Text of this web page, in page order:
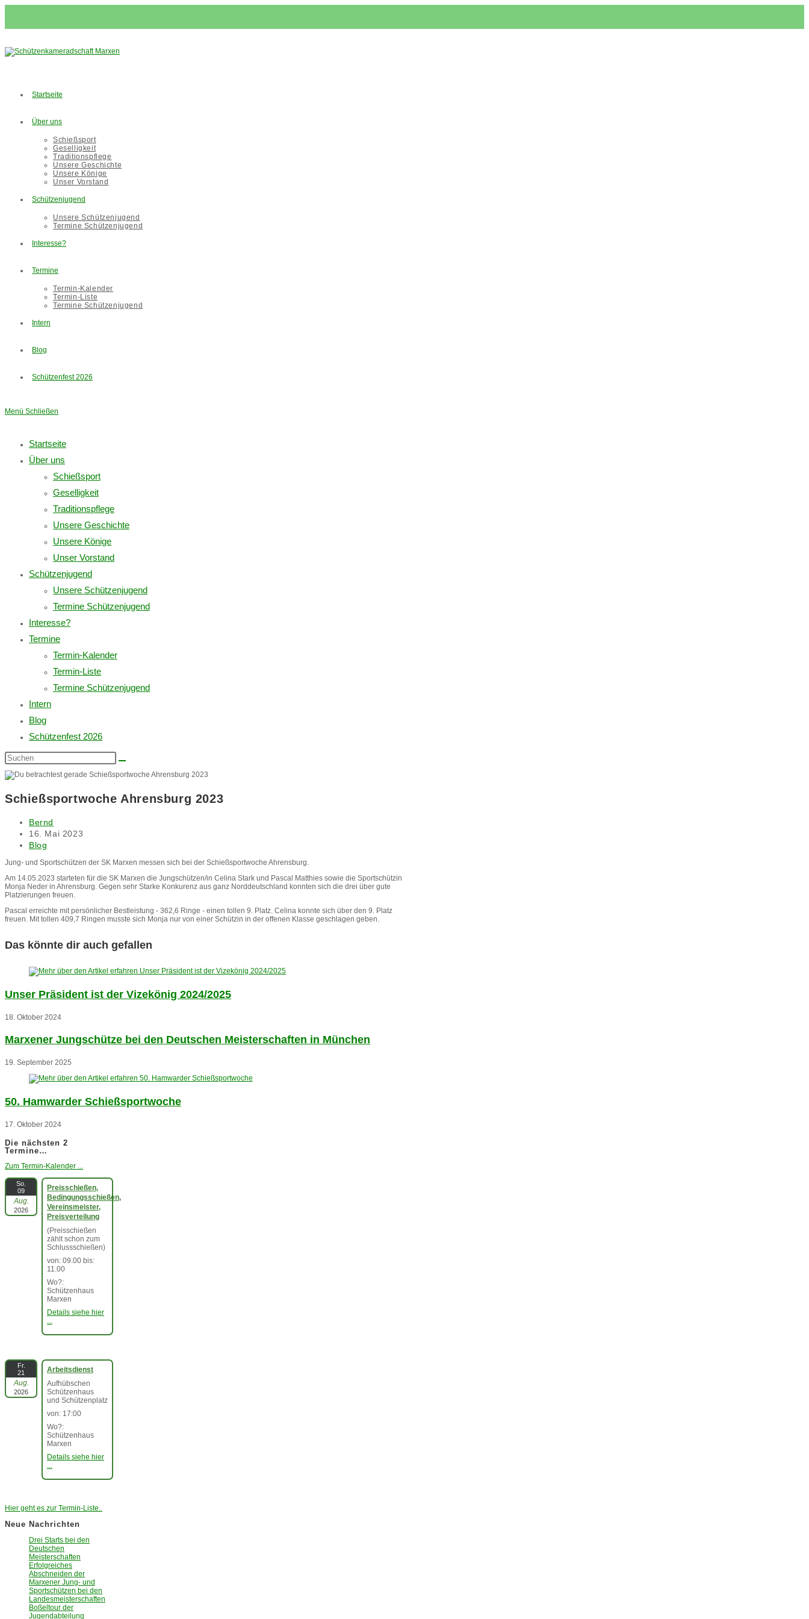
Startseite
Über uns
Schießsport
Geselligkeit
Traditionspflege
Unsere Geschichte
Unsere Könige
Unser Vorstand
Schützenjugend
Unsere Schützenjugend
Termine Schützenjugend
Interesse?
Termine
Termin-Kalender
Termin-Liste
Termine Schützenjugend
Intern
Blog
Schützenfest 2026
Menü Schließen
Startseite
Über uns
Schießsport
Geselligkeit
Traditionspflege
Unsere Geschichte
Unsere Könige
Unser Vorstand
Schützenjugend
Unsere Schützenjugend
Termine Schützenjugend
Interesse?
Termine
Termin-Kalender
Termin-Liste
Termine Schützenjugend
Intern
Blog
Schützenfest 2026
Diese
Website
durchsuchen
Schießsportwoche Ahrensburg 2023
Beitrags-
Autor:
Bernd
Beitrag
veröffentlicht:
16. Mai 2023
Beitrags-
Blog
Jung- und Sportschützen der SK Marxen messen sich bei der Schießsportwoche Ahrensburg.
Am 14.05.2023 starteten für die SK Marxen die Jungschützen/in Celina Stark und Pascal Matthies sowie die Sportschützin
Monja Neder in Ahrensburg. Gegen sehr Starke Konkurenz aus ganz Norddeutschland konnten sich die drei über gute
Platzierungen freuen.
Pascal erreichte mit persönlicher Bestleistung - 362,6 Ringe - einen tollen 9. Platz. Celina konnte sich über den 9. Platz
freuen. Mit tollen 409,7 Ringen musste sich Monja nur von einer Schützin in der offenen Klasse geschlagen geben.
Das könnte dir auch gefallen
Unser Präsident ist der Vizekönig 2024/2025
18. Oktober 2024
Marxener Jungschütze bei den Deutschen Meisterschaften in München
19. September 2025
50. Hamwarder Schießsportwoche
17. Oktober 2024
Die nächsten 2
Termine…
Zum Termin-Kalender ...
So.
09
Aug.
2026
Preisschießen,
Bedingungsschießen,
Vereinsmeister,
Preisverteilung
(Preisschießen
zählt schon zum
Schlussschießen)
von: 09.00 bis:
11.00
Wo?:
Schützenhaus
Marxen
Details siehe hier
...
Fr.
21
Aug.
2026
Arbeitsdienst
Aufhübschen
Schützenhaus
und Schützenplatz
von: 17:00
Wo?:
Schützenhaus
Marxen
Details siehe hier
...
Hier geht es zur Termin-Liste..
Neue Nachrichten
Drei Starts bei den
Deutschen
Meisterschaften
Erfolgreiches
Abschneiden der
Marxener Jung- und
Sportschützen bei den
Landesmeisterschaften
Boßeltour der
Jugendabteilung